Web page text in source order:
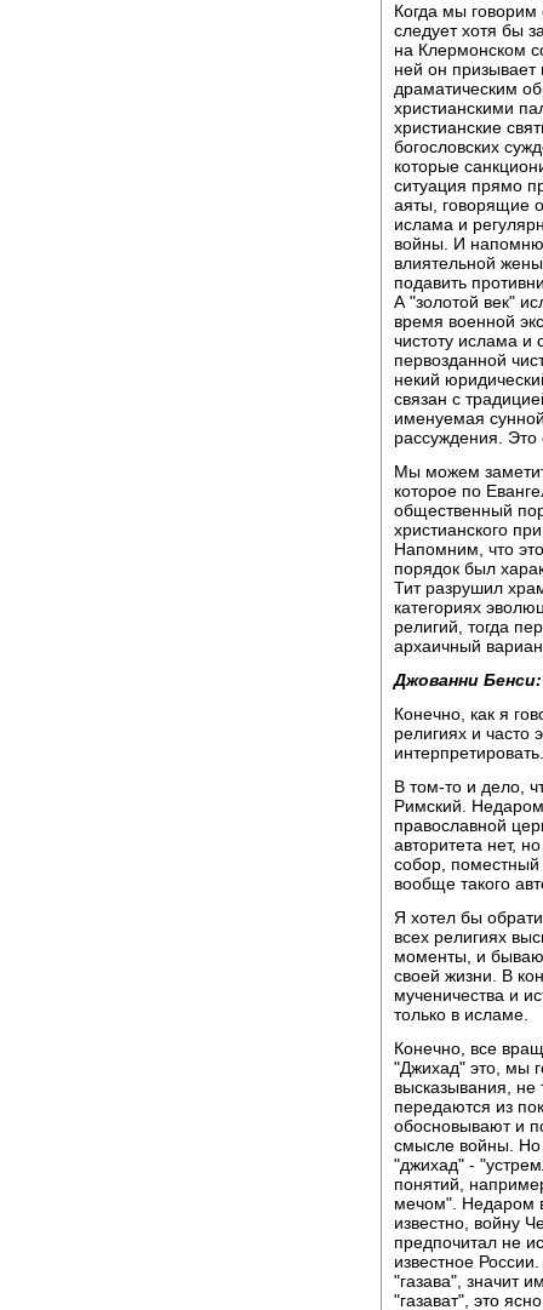
Когда мы говорим
следует хотя бы
на Клермонском
ней он призывает
драматическим
христианскими
христианские
богословских
которые
ситуация прямо
аяты, говорящие
ислама и
войны. И
влиятельной
подавить
А "золотой век"
время военной
чистоту ислама и
первозданной
некий
связан с
именуемая
рассуждения. Это
Мы можем
которое по
общественный
христианского
Напомним, что
порядок был
Тит разрушил
категориях
религий, тогда
архаичный
Джованни Бенси:
Конечно, как я
религиях и часто
В том-то и дело,
Римский.
православной
авторитета нет,
собор, поместный
вообще такого
Я хотел бы
всех религиях
моменты, и
своей жизни. В
мученичества и
только в исламе.
Конечно, все
"Джихад" это, мы
высказывания,
передаются из
обосновывают и
смысле войны. Но
"джихад" -
понятий,
мечом". Недаром
известно, войну
предпочитал не
известное
"газава", значит
"газават", это